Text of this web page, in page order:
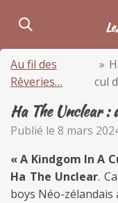
Passer
contenu
principal
Au fil des
Rêveries…
»
cul
Ha The Unclear :
Publié le 8 mars
« A Kindgom In A
Ha The Unclear.
boys Néo-zélandais